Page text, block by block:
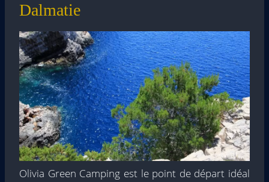
Dalmatie
Olivia Green Camping est le point de départ idéal